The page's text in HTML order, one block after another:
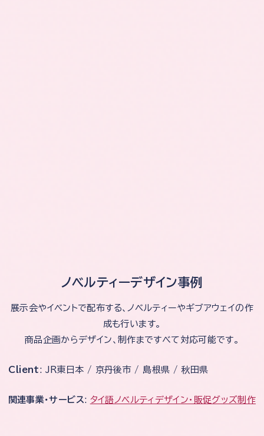
ノベルティーデザイン事例
展示会やイベントで配布する、ノベルティーやギブアウェイの作
成も行います。
商品企画からデザイン、制作まですべて対応可能です。
Client : JR東日本 / 京丹後市 / 島根県 / 秋田県
関連事業・サービス: タイ語ノベルティデザイン・販促グッズ制作